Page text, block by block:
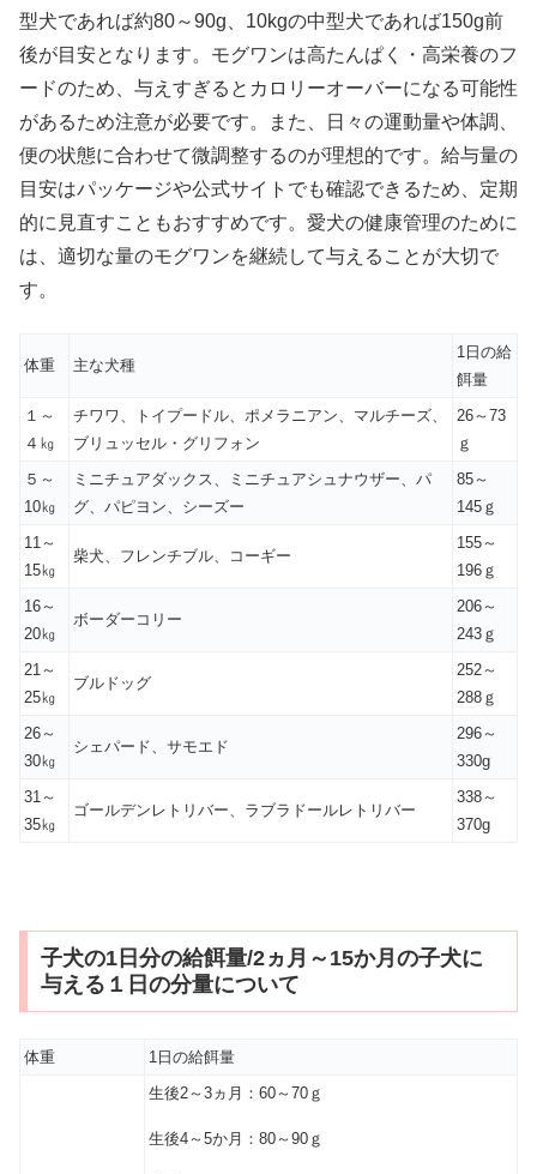
型犬であれば約80～90g、10kgの中型犬であれば150g前
後が目安となります。モグワンは高たんぱく・高栄養のフ
ードのため、与えすぎるとカロリーオーバーになる可能性
があるため注意が必要です。また、日々の運動量や体調、
便の状態に合わせて微調整するのが理想的です。給与量の
目安はパッケージや公式サイトでも確認できるため、定期
的に見直すこともおすすめです。愛犬の健康管理のために
は、適切な量のモグワンを継続して与えることが大切で
す。
体重 主な犬種
1日の給
餌量
１～
４㎏
チワワ、トイプードル、ポメラニアン、マルチーズ、
ブリュッセル・グリフォン
26～73
ｇ
５～
10㎏
ミニチュアダックス、ミニチュアシュナウザー、パ
グ、パピヨン、シーズー
85～
145ｇ
11～
15㎏
柴犬、フレンチブル、コーギー
155～
196ｇ
16～
20㎏
ボーダーコリー
206～
243ｇ
21～
25㎏
ブルドッグ
252～
288ｇ
26～
30㎏
シェパード、サモエド
296～
330g
31～
35㎏
ゴールデンレトリバー、ラブラドールレトリバー
338～
370g
子犬の1日分の給餌量/2ヵ月～15か月の子犬に
与える１日の分量について
体重 1日の給餌量
生後2～3ヵ月：60～70ｇ
生後4～5か月：80～90ｇ